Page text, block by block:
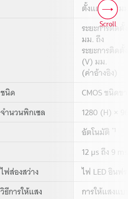
ตั้งแต่ 400 ม
ระยะการติด
มม. ถึง
ระยะการติด
(V) มม.
(ค่าอ้างอิง)
ชนิด
CMOS ชนิดข
จำนวนพิกเซล
1280 (H) ×
อัตโนมัติ *1
12 µs ถึง 9
ไฟส่องสว่าง
ไฟ LED อินฟ
วิธีการให้แสง
การให้แสงแ
Scroll